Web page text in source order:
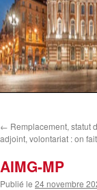
← Remplacement, statut
adjoint, volontariat : on
AIMG-MP
Publié le 24 novembre